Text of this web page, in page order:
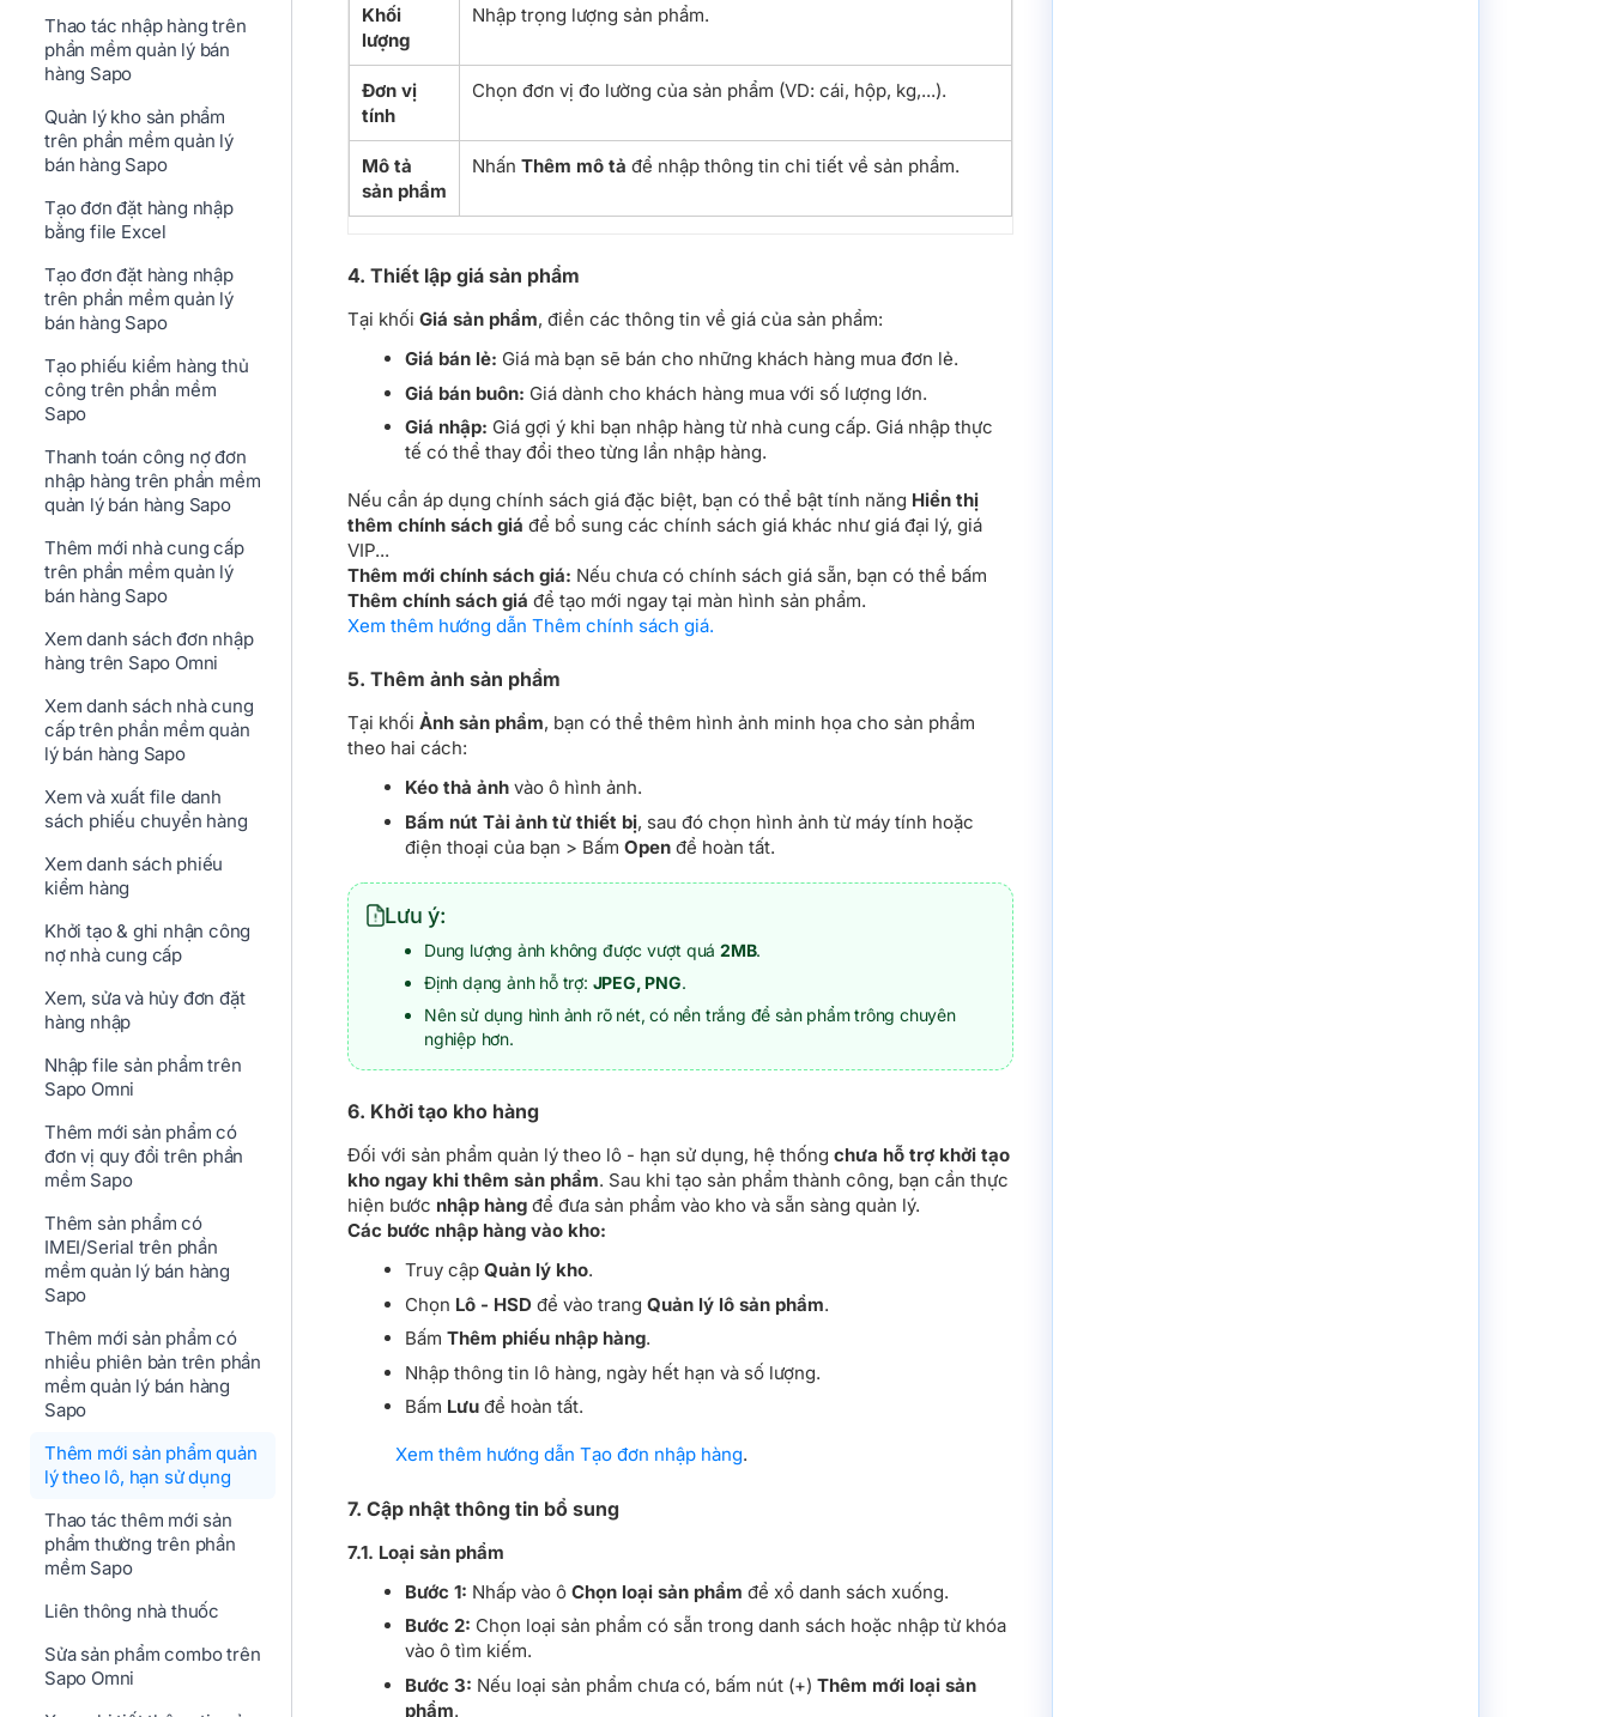
Thao tác nhập hàng trên
phần mềm quản lý bán
hàng Sapo
Quản lý kho sản phẩm
trên phần mềm quản lý
bán hàng Sapo
Tạo đơn đặt hàng nhập
bằng file Excel
Tạo đơn đặt hàng nhập
trên phần mềm quản lý
bán hàng Sapo
Tạo phiếu kiểm hàng thủ
công trên phần mềm
Sapo
Thanh toán công nợ đơn
nhập hàng trên phần mềm
quản lý bán hàng Sapo
Thêm mới nhà cung cấp
trên phần mềm quản lý
bán hàng Sapo
Xem danh sách đơn nhập
hàng trên Sapo Omni
Xem danh sách nhà cung
cấp trên phần mềm quản
lý bán hàng Sapo
Xem và xuất file danh
sách phiếu chuyển hàng
Xem danh sách phiếu
kiểm hàng
Khởi tạo & ghi nhận công
nợ nhà cung cấp
Xem, sửa và hủy đơn đặt
hàng nhập
Nhập file sản phẩm trên
Sapo Omni
Thêm mới sản phẩm có
đơn vị quy đổi trên phần
mềm Sapo
Thêm sản phẩm có
IMEI/Serial trên phần
mềm quản lý bán hàng
Sapo
Thêm mới sản phẩm có
nhiều phiên bản trên phần
mềm quản lý bán hàng
Sapo
Thêm mới sản phẩm quản
lý theo lô, hạn sử dụng
Thao tác thêm mới sản
phẩm thường trên phần
mềm Sapo
Liên thông nhà thuốc
Sửa sản phẩm combo trên
Sapo Omni
Khối
lượng
Nhập trọng lượng sản phẩm.
Đơn vị
tính
Chọn đơn vị đo lường của sản phẩm (VD: cái, hộp, kg,...).
Mô tả
sản phẩm
Nhấn Thêm mô tả để nhập thông tin chi tiết về sản phẩm.
4. Thiết lập giá sản phẩm
Tại khối Giá sản phẩm, điền các thông tin về giá của sản phẩm:
Giá bán lẻ: Giá mà bạn sẽ bán cho những khách hàng mua đơn lẻ.
Giá bán buôn: Giá dành cho khách hàng mua với số lượng lớn.
Giá nhập: Giá gợi ý khi bạn nhập hàng từ nhà cung cấp. Giá nhập thực
tế có thể thay đổi theo từng lần nhập hàng.
Nếu cần áp dụng chính sách giá đặc biệt, bạn có thể bật tính năng Hiển thị
thêm chính sách giá để bổ sung các chính sách giá khác như giá đại lý, giá
VIP...
Thêm mới chính sách giá: Nếu chưa có chính sách giá sẵn, bạn có thể bấm
Thêm chính sách giá để tạo mới ngay tại màn hình sản phẩm.
Xem thêm hướng dẫn Thêm chính sách giá.
5. Thêm ảnh sản phẩm
Tại khối Ảnh sản phẩm, bạn có thể thêm hình ảnh minh họa cho sản phẩm
theo hai cách:
Kéo thả ảnh vào ô hình ảnh.
Bấm nút Tải ảnh từ thiết bị, sau đó chọn hình ảnh từ máy tính hoặc
điện thoại của bạn > Bấm Open để hoàn tất.
Lưu ý:
Dung lượng ảnh không được vượt quá 2MB.
Định dạng ảnh hỗ trợ: JPEG, PNG.
Nên sử dụng hình ảnh rõ nét, có nền trắng để sản phẩm trông chuyên
nghiệp hơn.
6. Khởi tạo kho hàng
Đối với sản phẩm quản lý theo lô - hạn sử dụng, hệ thống chưa hỗ trợ khởi tạo
kho ngay khi thêm sản phẩm. Sau khi tạo sản phẩm thành công, bạn cần thực
hiện bước nhập hàng để đưa sản phẩm vào kho và sẵn sàng quản lý.
Các bước nhập hàng vào kho:
Truy cập Quản lý kho.
Chọn Lô - HSD để vào trang Quản lý lô sản phẩm.
Bấm Thêm phiếu nhập hàng.
Nhập thông tin lô hàng, ngày hết hạn và số lượng.
Bấm Lưu để hoàn tất.
Xem thêm hướng dẫn Tạo đơn nhập hàng.
7. Cập nhật thông tin bổ sung
7.1. Loại sản phẩm
Bước 1: Nhấp vào ô Chọn loại sản phẩm để xổ danh sách xuống.
Bước 2: Chọn loại sản phẩm có sẵn trong danh sách hoặc nhập từ khóa
vào ô tìm kiếm.
Bước 3: Nếu loại sản phẩm chưa có, bấm nút (+) Thêm mới loại sản
phẩm.